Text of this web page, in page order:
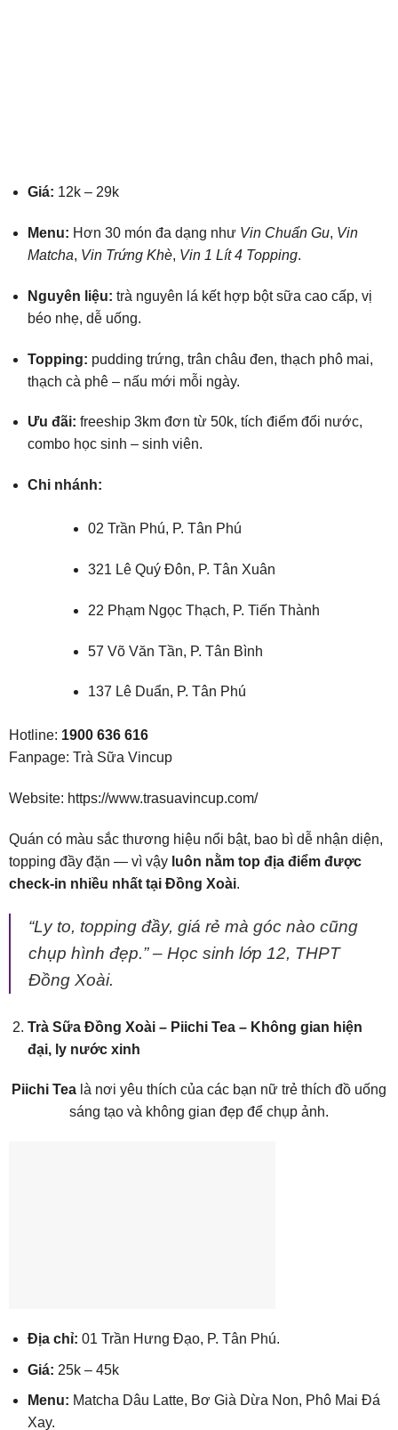
Giá: 12k – 29k
Menu: Hơn 30 món đa dạng như Vin Chuẩn Gu, Vin
Matcha, Vin Trứng Khè, Vin 1 Lít 4 Topping.
Nguyên liệu: trà nguyên lá kết hợp bột sữa cao cấp, vị
béo nhẹ, dễ uống.
Topping: pudding trứng, trân châu đen, thạch phô mai,
thạch cà phê – nấu mới mỗi ngày.
Ưu đãi: freeship 3km đơn từ 50k, tích điểm đổi nước,
combo học sinh – sinh viên.
Chi nhánh:
02 Trần Phú, P. Tân Phú
321 Lê Quý Đôn, P. Tân Xuân
22 Phạm Ngọc Thạch, P. Tiến Thành
57 Võ Văn Tần, P. Tân Bình
137 Lê Duẩn, P. Tân Phú
Hotline: 1900 636 616
Fanpage: Trà Sữa Vincup
Website: https://www.trasuavincup.com/
Quán có màu sắc thương hiệu nổi bật, bao bì dễ nhận diện,
topping đầy đặn — vì vậy luôn nằm top địa điểm được
check-in nhiều nhất tại Đồng Xoài.
“Ly to, topping đầy, giá rẻ mà góc nào cũng
chụp hình đẹp.” – Học sinh lớp 12, THPT
Đồng Xoài.
Trà Sữa Đồng Xoài – Piichi Tea – Không gian hiện
đại, ly nước xinh
Piichi Tea là nơi yêu thích của các bạn nữ trẻ thích đồ uống
sáng tạo và không gian đẹp để chụp ảnh.
Địa chỉ: 01 Trần Hưng Đạo, P. Tân Phú.
Giá: 25k – 45k
Menu: Matcha Dâu Latte, Bơ Già Dừa Non, Phô Mai Đá
Xay.